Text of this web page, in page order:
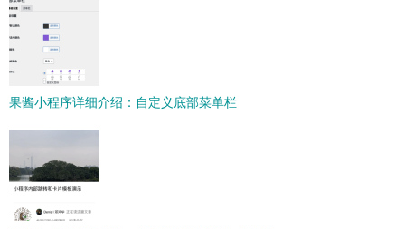
果酱小程序详细介绍：自定义底部菜单栏